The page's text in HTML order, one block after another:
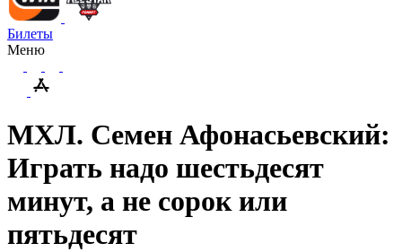
Билеты
Меню
МХЛ. Семен Афонасьевский:
Играть надо шестьдесят
минут, а не сорок или
пятьдесят